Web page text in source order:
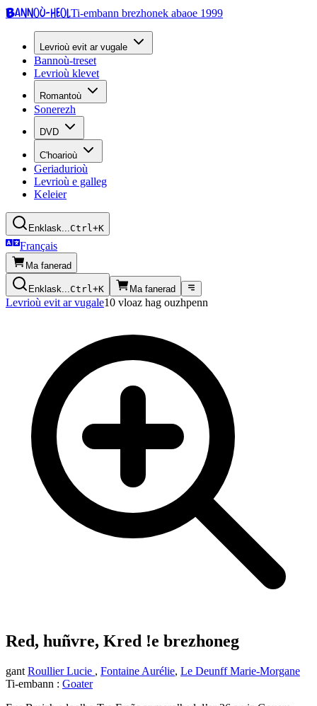
Bannoù-heolTi-embann brezhonek abaoe 1999
Levrioù evit ar vugale
Bannoù-treset
Levrioù klevet
Romantoù
Sonerezh
DVD
C'hoarioù
Geriadurioù
Levrioù e galleg
Keleier
Enklask...Ctrl+K
Français
Ma fanerad
Enklask...Ctrl+K Ma fanerad
Levrioù evit ar vugale10 vloaz hag ouzhpenn
Red, huñvre, Kred !e brezhoneg
gant Roullier Lucie , Fontaine Aurélie, Le Deunff Marie-Morgane
Ti-embann : Goater